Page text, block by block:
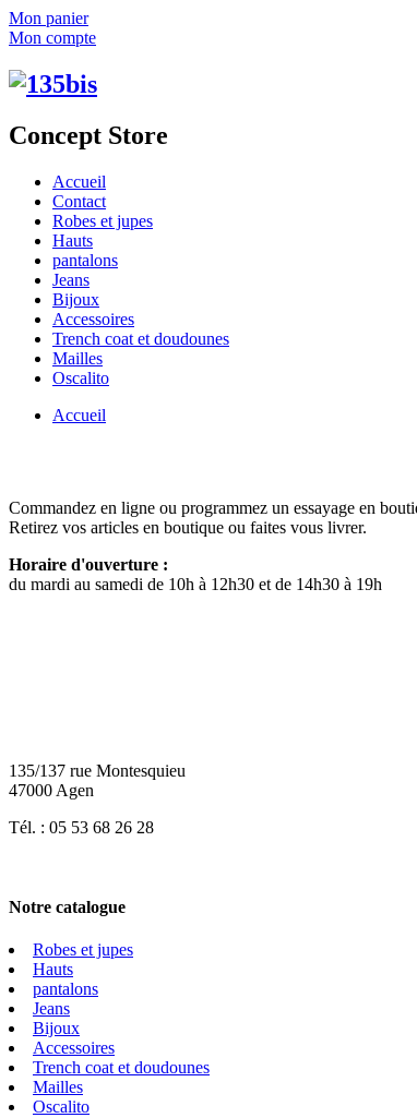
Mon panier
Mon compte
Concept Store
Accueil
Contact
Robes et jupes
Hauts
pantalons
Jeans
Bijoux
Accessoires
Trench coat et doudounes
Mailles
Oscalito
Accueil
Commandez en ligne ou programmez un essayage en
Retirez vos articles en boutique ou faites vous livrer.
Horaire d'ouverture :
du mardi au samedi de 10h à 12h30 et de 14h30 à 19h
135/137 rue Montesquieu
47000 Agen
Tél. : 05 53 68 26 28
Notre catalogue
Robes et jupes
Hauts
pantalons
Jeans
Bijoux
Accessoires
Trench coat et doudounes
Mailles
Oscalito